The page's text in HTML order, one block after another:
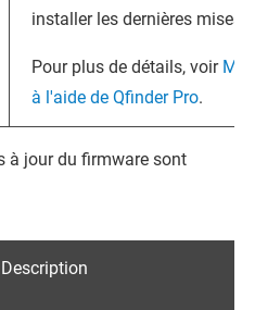
installer les dernières mises
Pour plus de détails, voir
à l'aide de Qfinder Pro.
à jour du firmware sont
Description